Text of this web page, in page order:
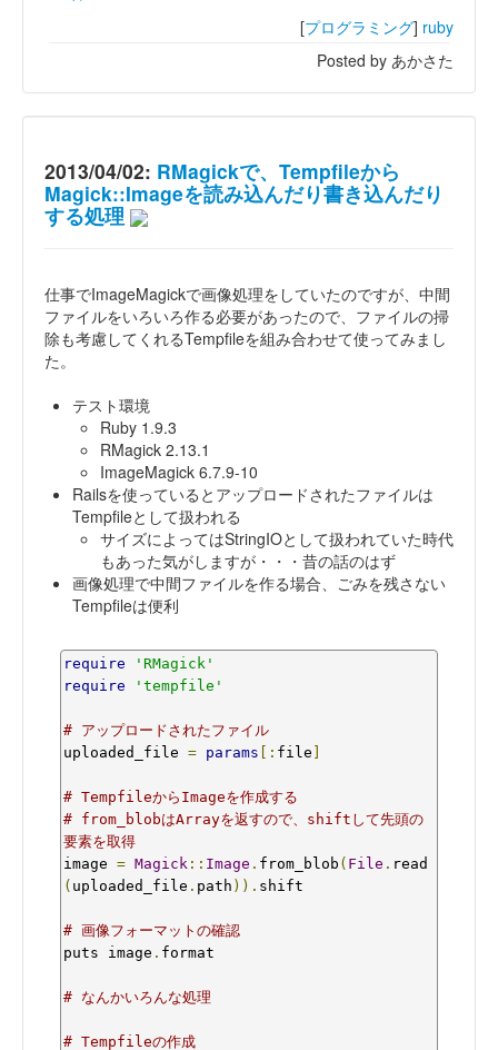
[プログラミング] ruby
Posted by あかさた
2013/04/02: RMagickで、Tempfileから
Magick::Imageを読み込んだり書き込んだり
する処理
仕事でImageMagickで画像処理をしていたのですが、中間
ファイルをいろいろ作る必要があったので、ファイルの掃
除も考慮してくれるTempfileを組み合わせて使ってみまし
た。
テスト環境
Ruby 1.9.3
RMagick 2.13.1
ImageMagick 6.7.9-10
Railsを使っているとアップロードされたファイルは
Tempfileとして扱われる
サイズによってはStringIOとして扱われていた時代
もあった気がしますが・・・昔の話のはず
画像処理で中間ファイルを作る場合、ごみを残さない
Tempfileは便利
require
'RMagick'
require
'tempfile'
# アップロードされたファイル
uploaded_file = params [: file
# TempfileからImageを作成する
# from_blobはArrayを返すので、shiftして先頭の
要素を取得
image = Magick :: Image . from_blob ( File . read
( uploaded_file . path )). shift
# 画像フォーマットの確認
puts image . format
# なんかいろんな処理
# Tempfileの作成